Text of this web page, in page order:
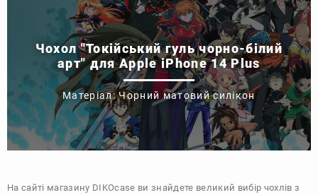
Чохол "Токійський гуль чорно-білий
арт" для Apple iPhone 14 Plus
Матеріал: Чорний матовий силікон
На сайті магазину DIKOcase ви знайдете великий вибір чохлів з